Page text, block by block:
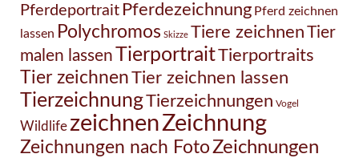
Pferdeportrait Pferdezeichnung Pferd zeichnen
lassen Polychromos Skizze Tiere zeichnenTier
malen lassenTierportraitTierportraits
Tier zeichnenTier zeichnen lassen
TierzeichnungTierzeichnungen Vogel
WildlifezeichnenZeichnung
Zeichnungen nach FotoZeichnungen